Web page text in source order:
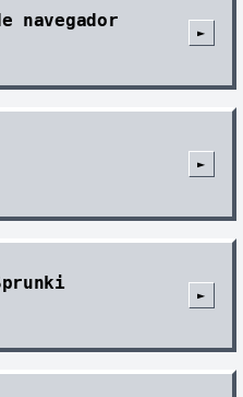
navegador
►
►
►